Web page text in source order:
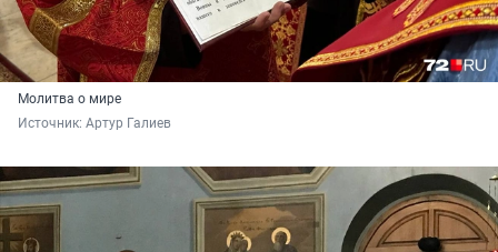
Молитва о мире
Источник: Артур Галиев